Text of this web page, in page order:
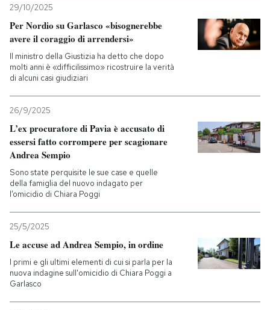
NEWSLETTER
I MIEI PREFERITI
CALENDARIO
Entra
29/10/2025
Per Nordio su Garlasco «bisognerebbe
avere il coraggio di arrendersi»
Il ministro della Giustizia ha detto che dopo
molti anni è «difficilissimo» ricostruire la verità
di alcuni casi giudiziari
26/9/2025
L’ex procuratore di Pavia è accusato di
essersi fatto corrompere per scagionare
Andrea Sempio
Sono state perquisite le sue case e quelle
della famiglia del nuovo indagato per
l’omicidio di Chiara Poggi
25/5/2025
Le accuse ad Andrea Sempio, in ordine
I primi e gli ultimi elementi di cui si parla per la
nuova indagine sull'omicidio di Chiara Poggi a
Garlasco